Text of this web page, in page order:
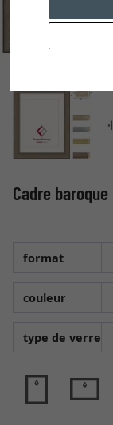
Cadre
format
couleur
type de verre